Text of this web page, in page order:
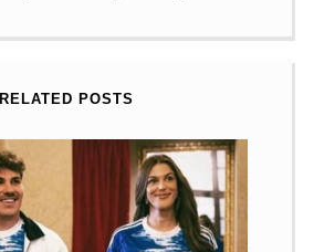
RELATED POSTS